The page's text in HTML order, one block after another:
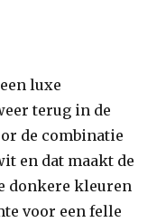
luxe
terug in de
de combinatie
en dat maakt de
donkere kleuren
voor een felle